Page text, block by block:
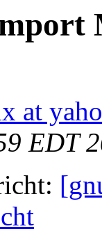
at
EDT